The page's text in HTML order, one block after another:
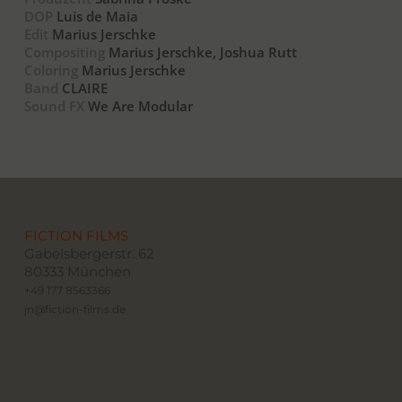
Luis de Maia
Marius Jerschke
Marius Jerschke, Joshua Rutt
Marius Jerschke
CLAIRE
We Are Modular
FICTION FILMS
Gabelsbergerstr. 62
80333 München
+49 177 8563366
jn@fiction-films.de